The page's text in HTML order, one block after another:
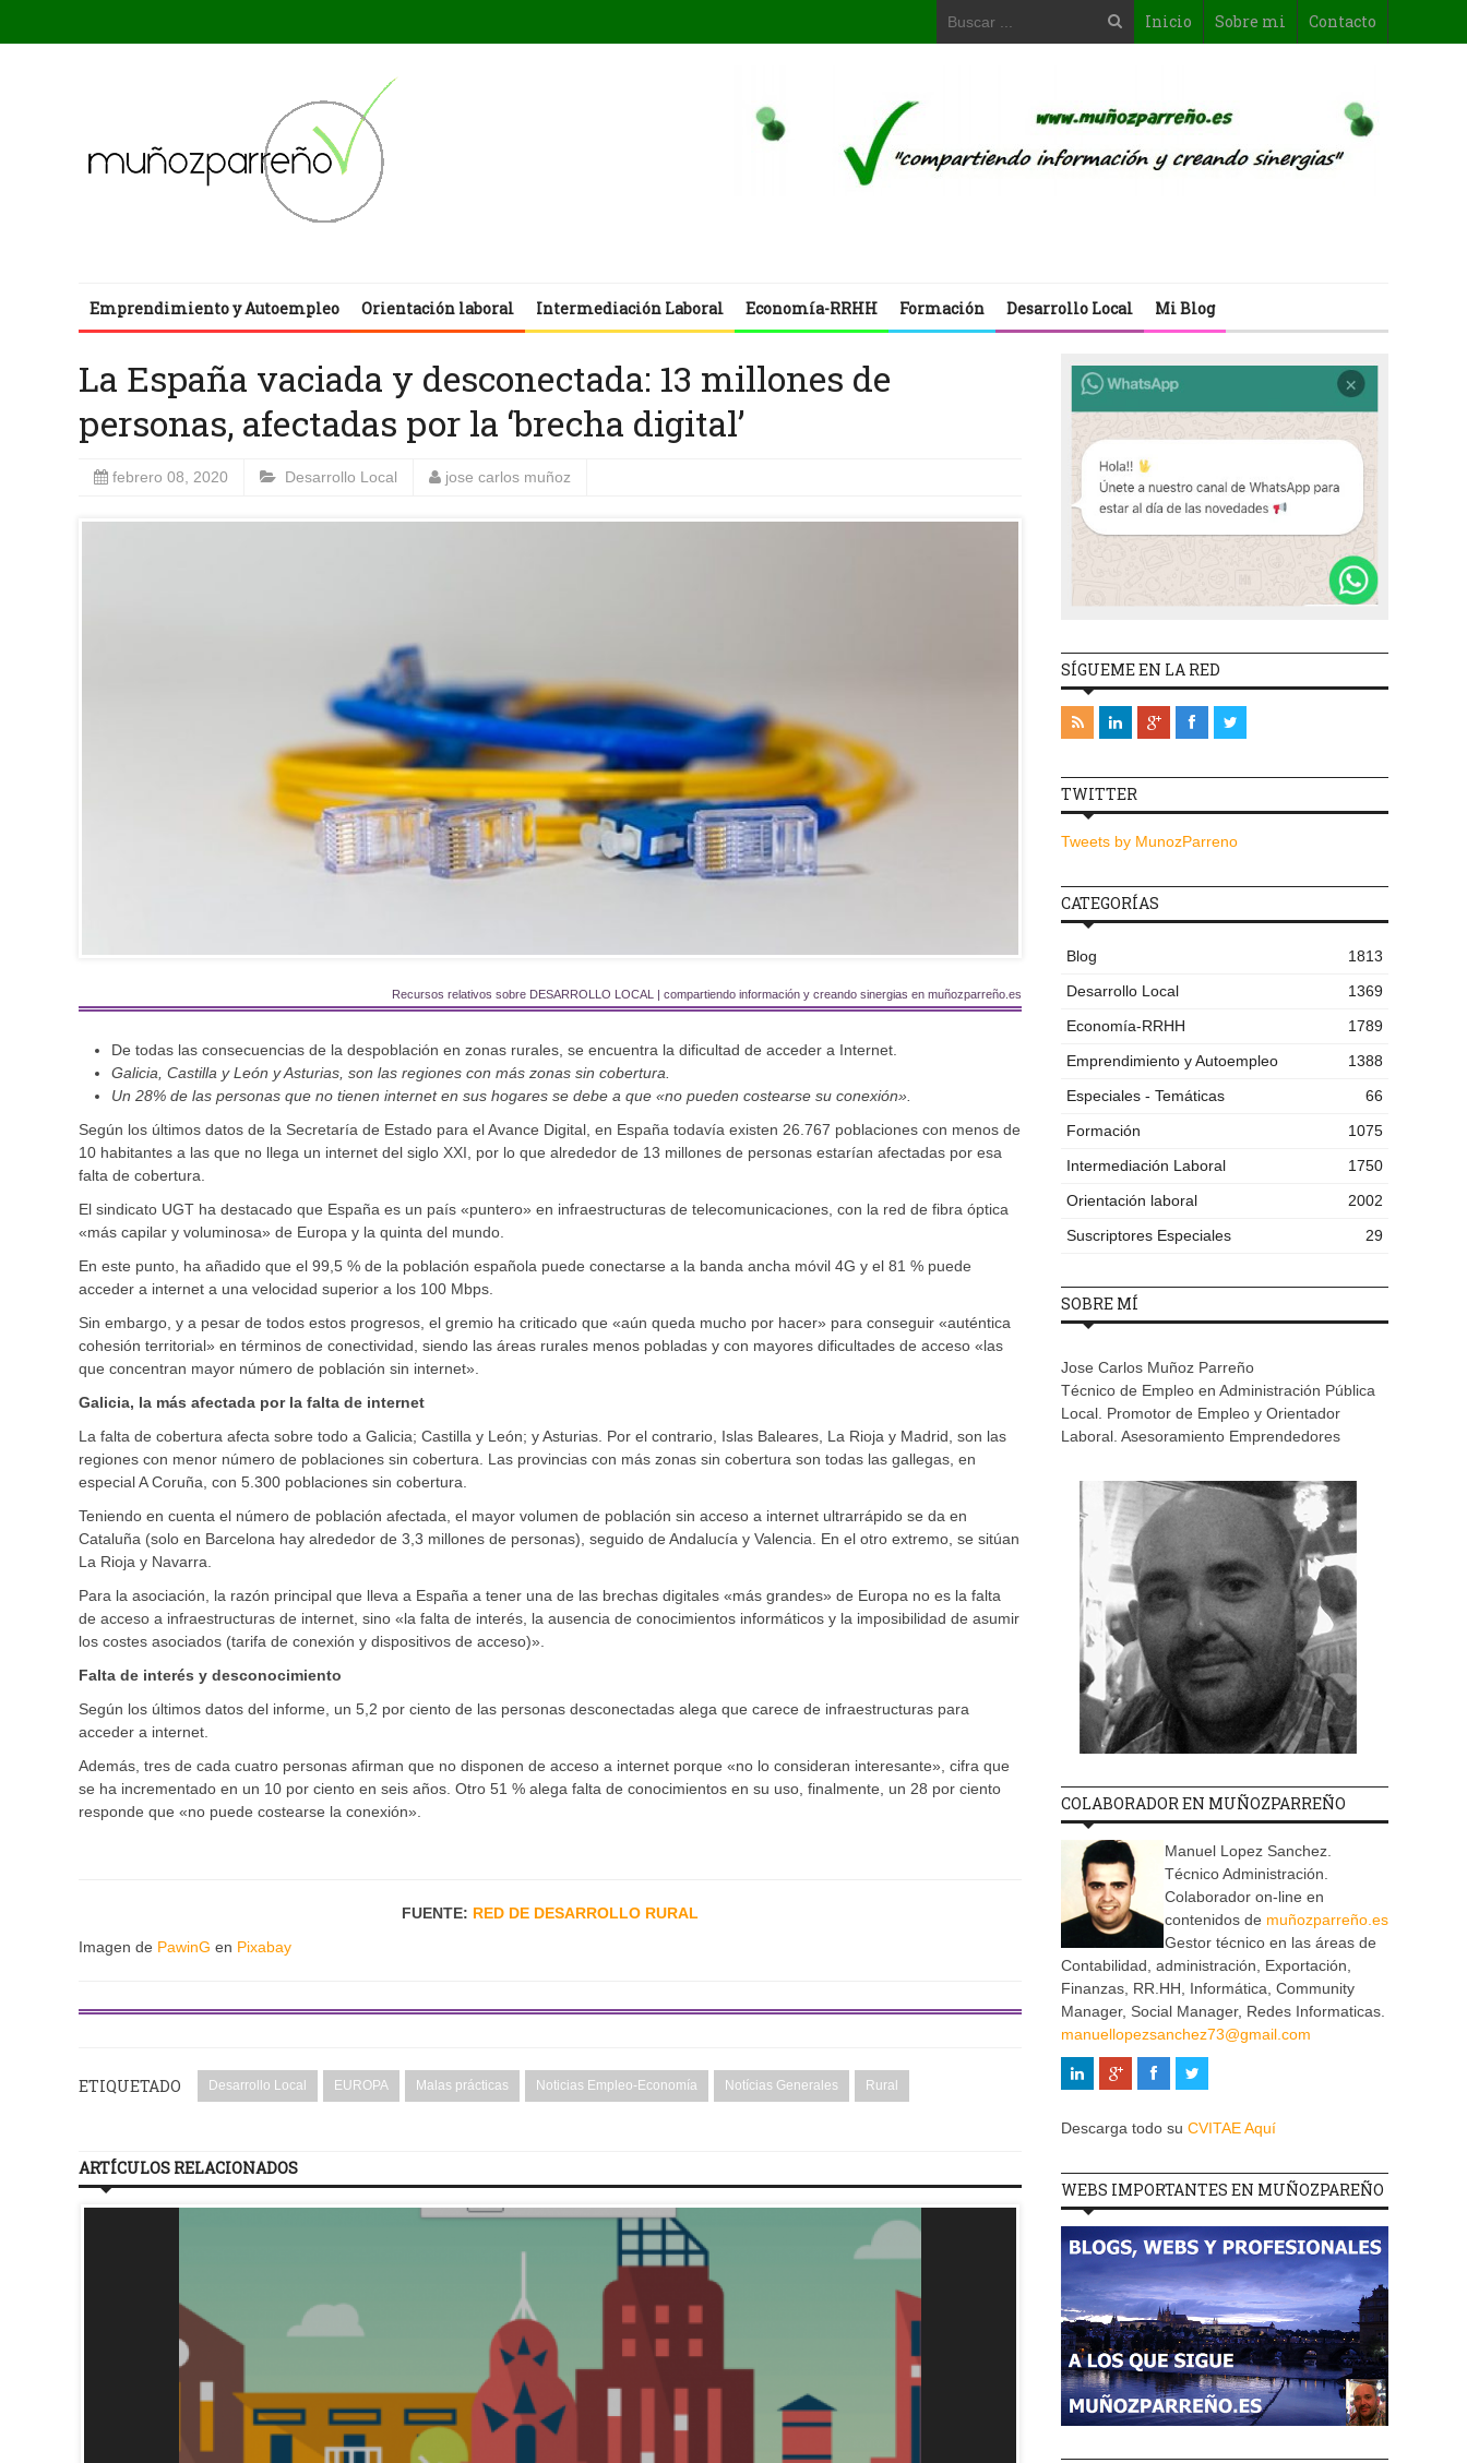
Inicio Sobre mi Contacto
Emprendimiento y Autoempleo Orientación laboral Intermediación Laboral Economía-RRHH Formación Desarrollo Local Mi Blog
La España vaciada y desconectada: 13 millones de
personas, afectadas por la ‘brecha digital’
febrero 08, 2020 Desarrollo Local jose carlos muñoz
Recursos relativos sobre DESARROLLO LOCAL | compartiendo información y creando sinergias en muñozparreño.es
De todas las consecuencias de la despoblación en zonas rurales, se encuentra la dificultad de acceder a Internet.
Galicia, Castilla y León y Asturias, son las regiones con más zonas sin cobertura.
Un 28% de las personas que no tienen internet en sus hogares se debe a que «no pueden costearse su conexión».
Según los últimos datos de la Secretaría de Estado para el Avance Digital, en España todavía existen 26.767 poblaciones con menos de
10 habitantes a las que no llega un internet del siglo XXI, por lo que alrededor de 13 millones de personas estarían afectadas por esa
falta de cobertura.
El sindicato UGT ha destacado que España es un país «puntero» en infraestructuras de telecomunicaciones, con la red de fibra óptica
«más capilar y voluminosa» de Europa y la quinta del mundo.
En este punto, ha añadido que el 99,5 % de la población española puede conectarse a la banda ancha móvil 4G y el 81 % puede
acceder a internet a una velocidad superior a los 100 Mbps.
Sin embargo, y a pesar de todos estos progresos, el gremio ha criticado que «aún queda mucho por hacer» para conseguir «auténtica
cohesión territorial» en términos de conectividad, siendo las áreas rurales menos pobladas y con mayores dificultades de acceso «las
que concentran mayor número de población sin internet».
Galicia, la más afectada por la falta de internet
La falta de cobertura afecta sobre todo a Galicia; Castilla y León; y Asturias. Por el contrario, Islas Baleares, La Rioja y Madrid, son las
regiones con menor número de poblaciones sin cobertura. Las provincias con más zonas sin cobertura son todas las gallegas, en
especial A Coruña, con 5.300 poblaciones sin cobertura.
Teniendo en cuenta el número de población afectada, el mayor volumen de población sin acceso a internet ultrarrápido se da en
Cataluña (solo en Barcelona hay alrededor de 3,3 millones de personas), seguido de Andalucía y Valencia. En el otro extremo, se sitúan
La Rioja y Navarra.
Para la asociación, la razón principal que lleva a España a tener una de las brechas digitales «más grandes» de Europa no es la falta
de acceso a infraestructuras de internet, sino «la falta de interés, la ausencia de conocimientos informáticos y la imposibilidad de asumir
los costes asociados (tarifa de conexión y dispositivos de acceso)».
Falta de interés y desconocimiento
Según los últimos datos del informe, un 5,2 por ciento de las personas desconectadas alega que carece de infraestructuras para
acceder a internet.
Además, tres de cada cuatro personas afirman que no disponen de acceso a internet porque «no lo consideran interesante», cifra que
se ha incrementado en un 10 por ciento en seis años. Otro 51 % alega falta de conocimientos en su uso, finalmente, un 28 por ciento
responde que «no puede costearse la conexión».
FUENTE: RED DE DESARROLLO RURAL
Imagen de PawinG en Pixabay
ETIQUETADO Desarrollo Local EUROPA Malas prácticas Noticias Empleo-Economía Notícias Generales Rural
ARTÍCULOS RELACIONADOS
SÍGUEME EN LA RED
TWITTER
Tweets by MunozParreno
CATEGORÍAS
Blog
1813
Desarrollo Local
1369
Economía-RRHH
1789
Emprendimiento y Autoempleo
1388
Especiales - Temáticas
66
Formación
1075
Intermediación Laboral
1750
Orientación laboral
2002
Suscriptores Especiales
29
SOBRE MÍ
Jose Carlos Muñoz Parreño
Técnico de Empleo en Administración Pública
Local. Promotor de Empleo y Orientador
Laboral. Asesoramiento Emprendedores
COLABORADOR EN MUÑOZPARREÑO
Manuel Lopez Sanchez.
Técnico Administración.
Colaborador on-line en
contenidos de muñozparreño.es
Gestor técnico en las áreas de
Contabilidad, administración, Exportación,
Finanzas, RR.HH, Informática, Community
Manager, Social Manager, Redes Informaticas.
manuellopezsanchez73@gmail.com
Descarga todo su CVITAE Aquí
WEBS IMPORTANTES EN MUÑOZPAREÑO